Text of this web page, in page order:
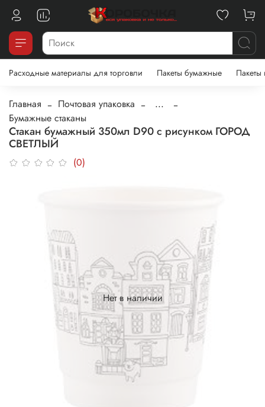
Расходные материалы для торговли Пакеты бумажные Пакеты
Главная Почтовая упаковка
...
Бумажные стаканы
Стакан бумажный 350мл D90 с рисунком ГОРОД
СВЕТЛЫЙ
(0)
Нет в наличии